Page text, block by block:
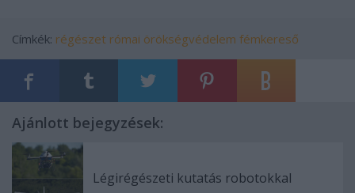
Címkék: régészet római örökségvédelem fémkereső
Ajánlott bejegyzések:
Légirégészeti kutatás robotokkal